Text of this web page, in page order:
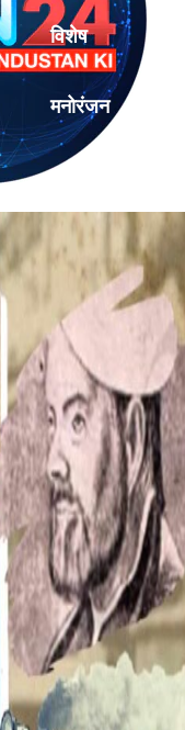
विशेष
मनोरंजन